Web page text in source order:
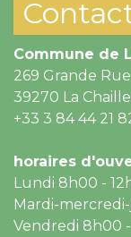
Commune de
269 Grande
39270 La
+33 3 84 44 21
horaires
Lundi 8h00 -
Mardi-
Vendredi 8h00